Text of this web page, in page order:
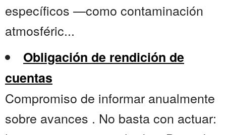
específicos —como contaminación
atmosféric...
Obligación de rendición de
cuentas
Compromiso de informar anualmente
sobre avances . No basta con actuar: